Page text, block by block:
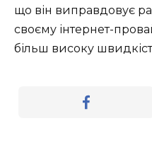
що він виправдовує
своєму інтернет-
більш високу